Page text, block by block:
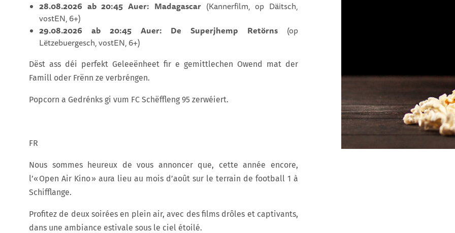
28.08.2026 ab 20:45 Auer: Madagascar (Kannerfilm, op Däitsch,
vostEN, 6+)
29.08.2026 ab 20:45 Auer: De Superjhemp Retörns (op
Lëtzebuergesch, vostEN, 6+)
Dëst ass déi perfekt Geleeënheet fir e gemittlechen Owend mat der
Famill oder Frënn ze verbréngen.
Popcorn a Gedrénks gi vum FC Schëffleng 95 zerwéiert.
FR
Nous sommes heureux de vous annoncer que, cette année encore,
l’« Open Air Kino » aura lieu au mois d’août sur le terrain de football 1 à
Schifflange.
Profitez de deux soirées en plein air, avec des films drôles et captivants,
dans une ambiance estivale sous le ciel étoilé.